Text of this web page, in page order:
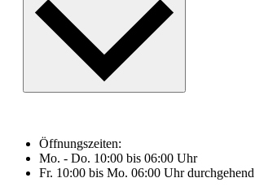
Öffnungszeiten:
Mo. - Do. 10:00 bis 06:00 Uhr
Fr. 10:00 bis Mo. 06:00 Uhr durchgehend